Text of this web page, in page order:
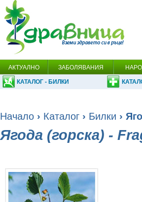
АКТУАЛНО ЗАБОЛЯВАНИЯ
КАТАЛОГ - БИЛКИ
Начало › Каталог › Билки ›
Ягода (горска) -